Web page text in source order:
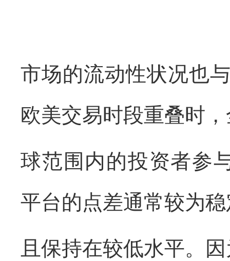
市场的流动性状况也
欧美交易时段重叠时
球范围内的投资者参
平台的点差通常较为
且保持在较低水平。